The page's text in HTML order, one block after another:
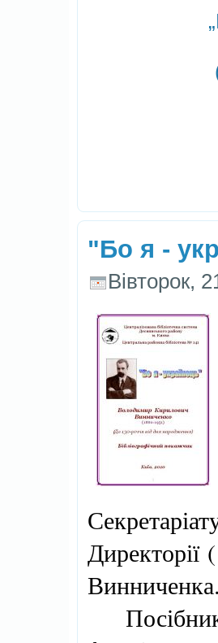
"Бо я -
Вівторок,
Директорії